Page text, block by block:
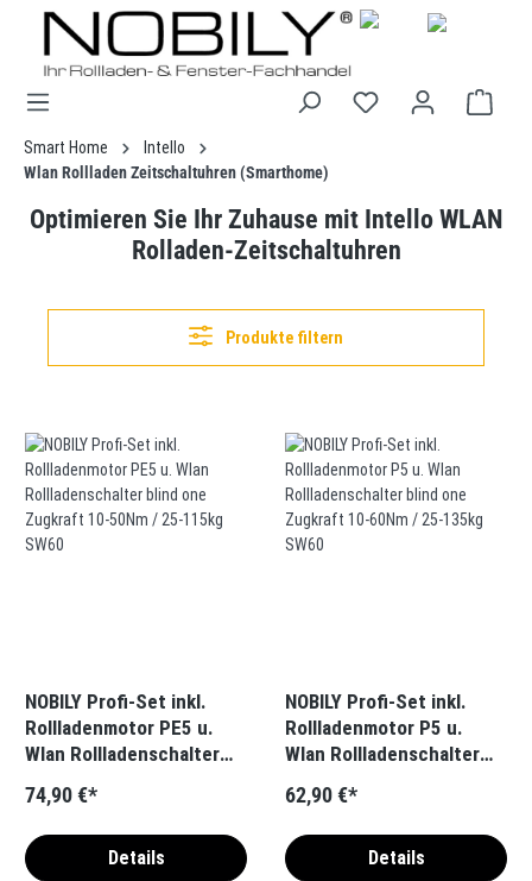
springen
Smart Home
Intello
Wlan Rollladen Zeitschaltuhren (Smarthome)
Optimieren Sie Ihr Zuhause mit Intello WLAN
Rolladen-Zeitschaltuhren
Produkte filtern
NOBILY Profi-Set inkl.
Rollladenmotor PE5 u.
Wlan Rollladenschalter
50Nm / 25-115kg SW60
74,90 €*
Details
NOBILY Profi-Set inkl.
Rollladenmotor P5 u.
Wlan Rollladenschalter
60Nm / 25-135kg SW60
62,90 €*
Details